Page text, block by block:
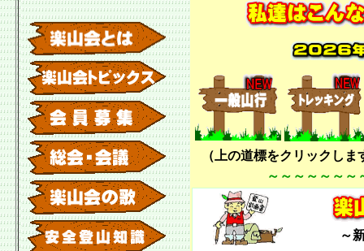
（上の道標をクリックし
～～～～～～～
～